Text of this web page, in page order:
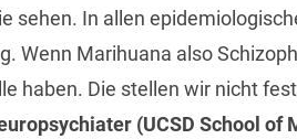
sehen. In allen
Wenn Marihuana also
haben. Die stellen wir nicht
(UCSD School of